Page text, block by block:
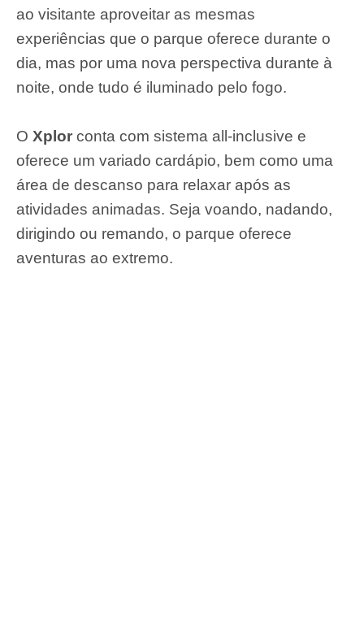
ao visitante aproveitar as mesmas
experiências que o parque oferece durante o
dia, mas por uma nova perspectiva durante à
noite, onde tudo é iluminado pelo fogo.
O Xplor conta com sistema all-inclusive e
oferece um variado cardápio, bem como uma
área de descanso para relaxar após as
atividades animadas. Seja voando, nadando,
dirigindo ou remando, o parque oferece
aventuras ao extremo.